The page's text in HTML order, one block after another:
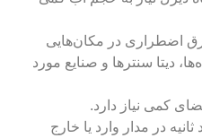
اضطراری در مکان‌هایی
دیتا سنتر‌ها و صنایع مورد
کمی نیاز دارد.
در مدار وارد یا خارج